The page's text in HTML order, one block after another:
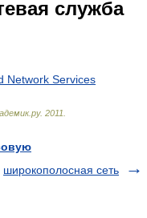
служба
Network Services
. 2011
широкополосная сеть